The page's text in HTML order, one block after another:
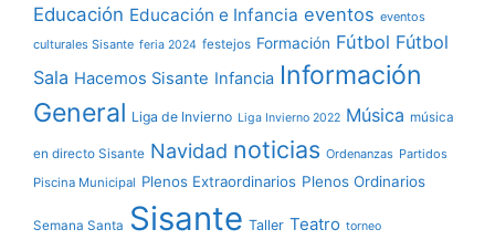
Educación Educación e Infancia eventos eventos
culturales Sisante feria 2024 festejos Formación Fútbol Fútbol
Sala Hacemos Sisante Infancia Información
General Liga de Invierno Liga Invierno 2022 Música música
en directo Sisante Navidad noticias Ordenanzas Partidos
Piscina Municipal Plenos Extraordinarios Plenos Ordinarios
Semana Santa Sisante Taller Teatro torneo